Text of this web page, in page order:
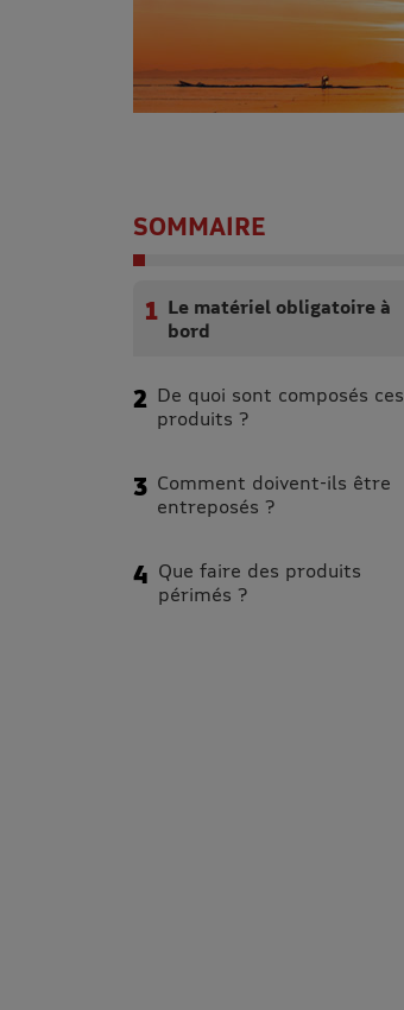
SOMMAIRE
Le matériel obligatoire à
bord
De quoi sont composés ces
produits ?
Comment doivent-ils être
entreposés ?
Que faire des produits
périmés ?